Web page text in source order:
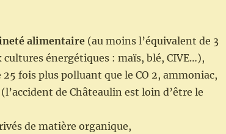
alimentaire(au moins l’équivalent de 3
énergétiques : maïs, blé, CIVE…),
fois plus polluant que le CO 2, ammoniac,
de Châteaulin est loin d’être le
de matière organique,